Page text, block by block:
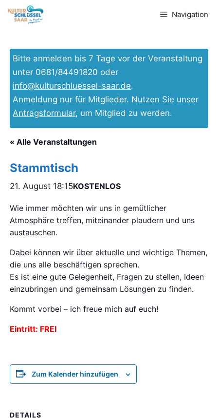
Inhalt
Navigation
Bitte anmelden bis 7 Tage vor der Veranstaltung
unter 0681/84491820 oder
info@kulturschluessel-saar.de.
Anmeldung nur für Mitglieder. Nutzen Sie unser
Antragsformular, um Mitglied zu werden.
« Alle Veranstaltungen
Stammtisch
21. August 18:15KOSTENLOS
Wie immer möchten wir uns in gemütlicher
Atmosphäre treffen, miteinander plaudern und uns
austauschen.
Dabei können wir über aktuelle und wichtige Themen,
die uns alle beschäftigen sprechen.
Es ist eine gute Gelegenheit, Fragen zu stellen, Ideen
einzubringen und gemeinsam Lösungen zu finden.
Kommt vorbei – ich freue mich auf euch!
Eintritt: FREI
Zum Kalender hinzufügen
DETAILS